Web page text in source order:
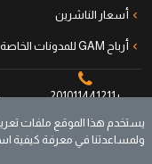
أسعار الناشرين
أرباح GAM للمدونات الخاصة
+201011441211
جميع الحقوق
يستخدم هذا الموقع ملفات
ولمساعدتنا في معرفة كيفية